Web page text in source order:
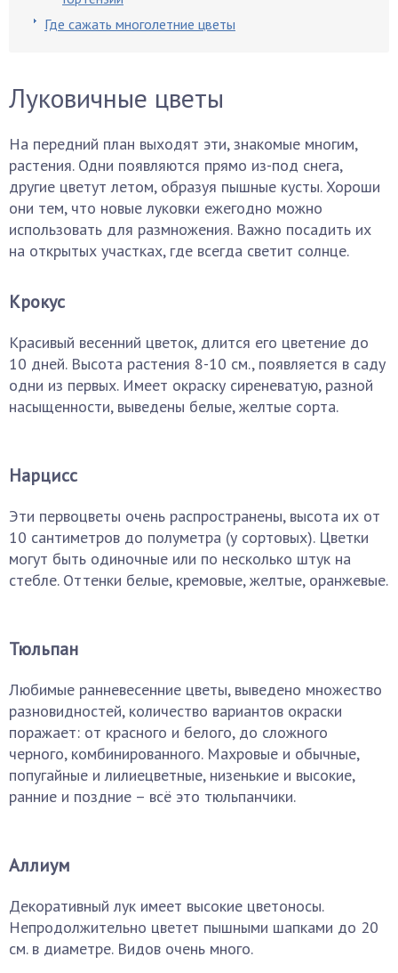
Где сажать многолетние цветы
Луковичные цветы
На передний план выходят эти, знакомые многим,
растения. Одни появляются прямо из-под снега,
другие цветут летом, образуя пышные кусты. Хороши
они тем, что новые луковки ежегодно можно
использовать для размножения. Важно посадить их
на открытых участках, где всегда светит солнце.
Крокус
Красивый весенний цветок, длится его цветение до
10 дней. Высота растения 8-10 см., появляется в саду
одни из первых. Имеет окраску сиреневатую, разной
насыщенности, выведены белые, желтые сорта.
Нарцисс
Эти первоцветы очень распространены, высота их от
10 сантиметров до полуметра (у сортовых). Цветки
могут быть одиночные или по несколько штук на
стебле. Оттенки белые, кремовые, желтые, оранжевые.
Тюльпан
Любимые ранневесенние цветы, выведено множество
разновидностей, количество вариантов окраски
поражает: от красного и белого, до сложного
черного, комбинированного. Махровые и обычные,
попугайные и лилиецветные, низенькие и высокие,
ранние и поздние – всё это тюльпанчики.
Аллиум
Декоративный лук имеет высокие цветоносы.
Непродолжительно цветет пышными шапками до 20
см. в диаметре. Видов очень много.